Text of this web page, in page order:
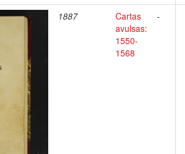
1887
Cartas
avulsas:
1550-
1568
-